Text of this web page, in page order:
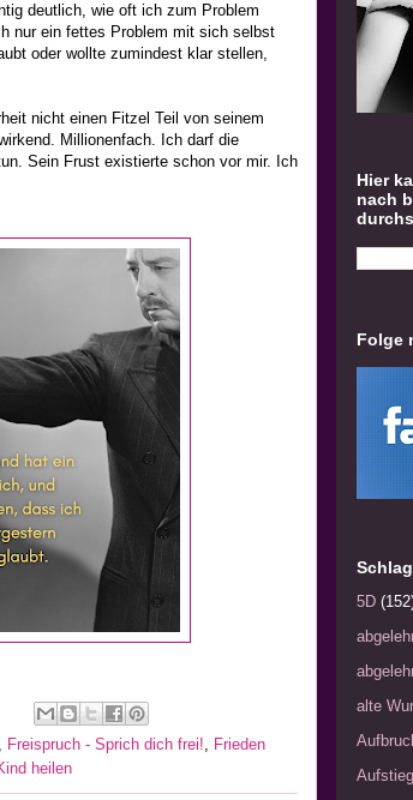
deutlich, wie oft ich zum Problem
nur ein fettes Problem mit sich selbst
oder wollte zumindest klar stellen,
nicht einen Fitzel Teil von seinem
Millionenfach. Ich darf die
Sein Frust existierte schon vor mir. Ich
, Freispruch - Sprich dich frei!, Frieden
heilen
Hier
nach
Folge
5D
alte
Aufstieg